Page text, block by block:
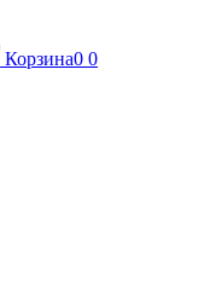
Корзина0 0